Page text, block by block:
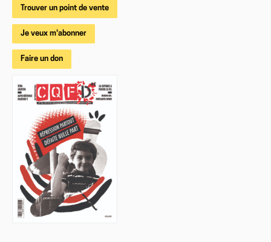
Trouver un point de vente
Je veux m'abonner
Faire un don